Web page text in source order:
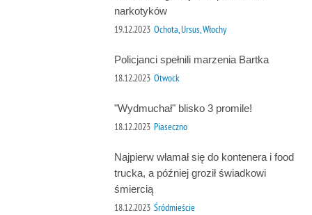
narkotyków
19.12.2023 Ochota, Ursus, Włochy
Policjanci spełnili marzenia Bartka
18.12.2023 Otwock
"Wydmuchał" blisko 3 promile!
18.12.2023 Piaseczno
Najpierw włamał się do kontenera i food
trucka, a później groził świadkowi
śmiercią
18.12.2023 Śródmieście